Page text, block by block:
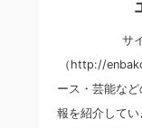
サ
（http://
ース・芸能な
報を紹介して